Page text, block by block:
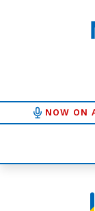
NOW ON